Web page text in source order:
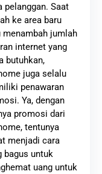
pelanggan. Saat
ke area baru
menambah jumlah
internet yang
butuhkan,
juga selalu
penawaran
Ya, dengan
promosi dari
tentunya
menjadi cara
bagus untuk
uang untuk